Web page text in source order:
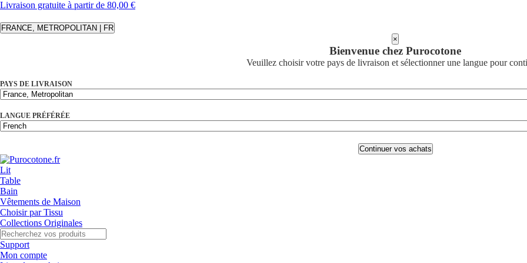
Livraison gratuite à partir de 80,00 €
FRANCE, METROPOLITAN | FR
×
Bienvenue chez Purocotone
Veuillez choisir votre pays de livraison et sélectionner une langue pour
PAYS DE LIVRAISON
LANGUE PRÉFÉRÉE
Continuer vos achats
Lit
Table
Bain
Vêtements de Maison
Choisir par Tissu
Collections Originales
Support
Mon compte